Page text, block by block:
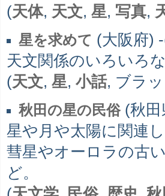
(天体, 天文, 星, 写真,
星を求めて (大阪府)
天文関係のいろいろ
(天文, 星, 小話, ブラ
秋田の星の民俗(秋田
星や月や太陽に関連
彗星やオーロラの古
ど。